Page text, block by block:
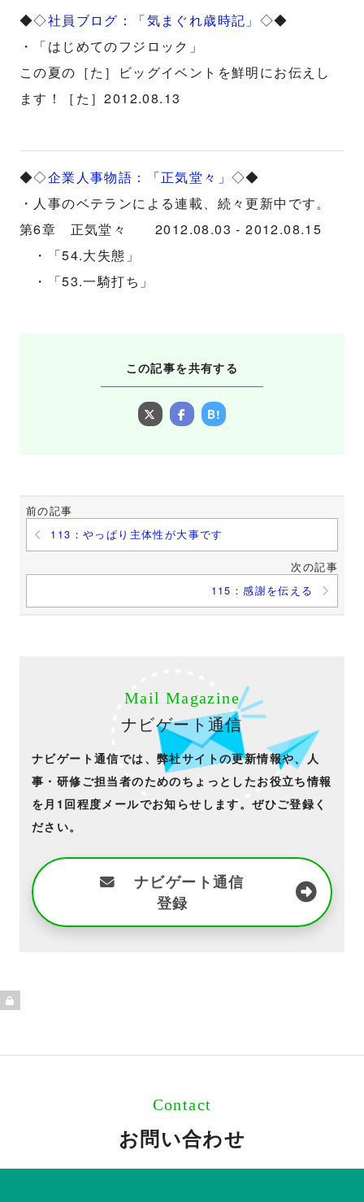
◆◇社員ブログ：「気まぐれ歳時記」 ◇◆
・「はじめてのフジロック」
この夏の［た］ビッグイベントを鮮明にお伝えし
ます！［た］2012.08.13
◆◇企業人事物語：「正気堂々」◇◆
・人事のベテランによる連載、続々更新中です。
第6章 正気堂々 2012.08.03 - 2012.08.15
・「54.大失態」
・「53.一騎打ち」
この記事を共有する
B!
前の記事
113：やっぱり主体性が大事です
次の記事
115：感謝を伝える
Mail Magazine
ナビゲート通信
ナビゲート通信では、弊社サイトの更新情報や、人
事・研修ご担当者のためのちょっとしたお役立ち情報
を月1回程度メールでお知らせします。ぜひご登録く
ださい。
ナビゲート通信
登録
Contact
お問い合わせ